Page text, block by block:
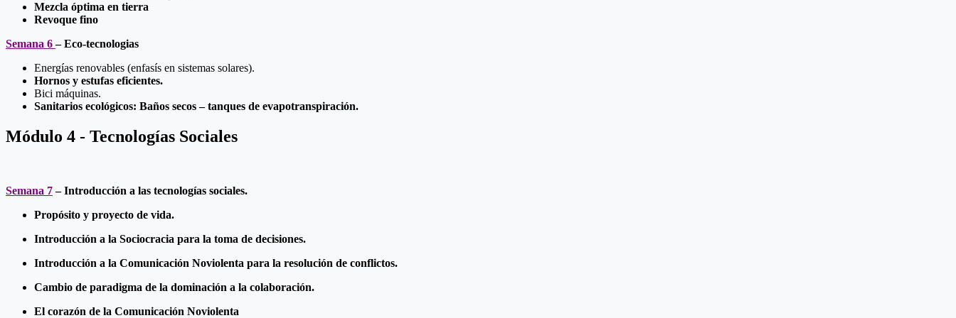
Mezcla óptima en tierra
Revoque fino
Semana 6–Eco-tecnologias
Energías renovables (enfasís en sistemas solares).
Hornos y estufas eficientes.
Bici máquinas.
Sanitarios ecológicos: Baños secos – tanques de evapotranspiración.
Módulo 4 - Tecnologías Sociales
Semana 7– Introducción a las tecnologías sociales.
Propósito y proyecto de vida.
Introducción a la Sociocracia para la toma de decisiones.
Introducción a la Comunicación Noviolenta para la resolución de conflictos.
Cambio de paradigma de la dominación a la colaboración.
El corazón de la Comunicación Noviolenta